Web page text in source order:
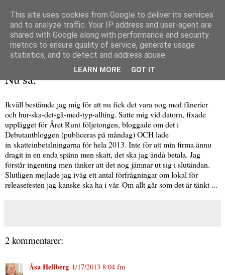
Nu så.
Ikväll bestämde jag mig för att nu fick det vara nog med fånerier
och hur-ska-det-gå-med-typ-allting. Satte mig vid datorn, fixade
upplägget för Året Runt följetongen, bloggade om det i
Debutantbloggen (publiceras på måndag) OCH lade
in skatteinbetalningarna för hela 2013. Inte för att min firma ännu
dragit in en enda spänn men skatt, det ska jag ändå betala. Jag
förstår ingenting men tänker att det nog jämnar ut sig i slutändan.
Slutligen mejlade jag iväg ett antal förfrågningar om lokal för
releasefesten jag kanske ska ha i vår. Om allt går som det är tänkt ...
2 kommentarer:
Åsa Hellberg 1/17/2013 8:04 fm
This site uses cookies from Google to deliver its services
and to analyze traffic. Your IP address and user-agent are
shared with Google along with performance and security
metrics to ensure quality of service, generate usage
statistics, and to detect and address abuse.
LEARN MORE GOT IT